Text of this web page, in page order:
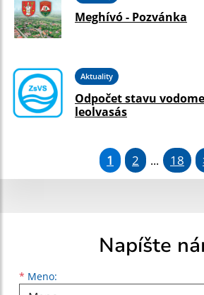
Meghívó - Pozvánka
Aktuality
Odpočet stavu
leolvasás
1 2 ... 18
Napíšte
* Meno:
Meno
Priezvisko
E-mailová adresa